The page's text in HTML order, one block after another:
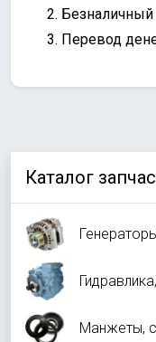
Каталог
Манжеты,
Безналичный
Перевод